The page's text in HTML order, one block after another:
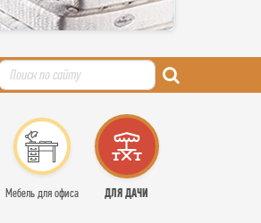
Мебель для офиса ДЛЯ ДАЧИ